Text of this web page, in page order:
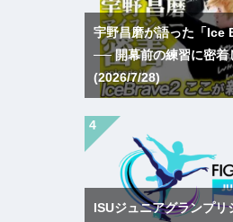
宇野昌磨が語った「Ice
── 開幕前の練習に密
(2026/7/28)
ISUジュニアグランプ